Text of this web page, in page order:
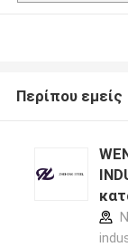
Περίπου εμείς